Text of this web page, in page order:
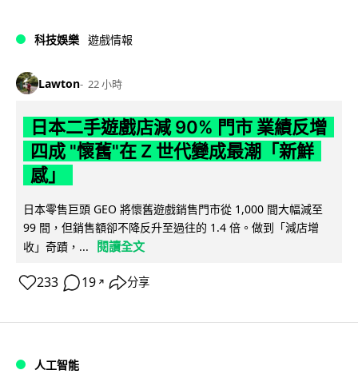
科技娛樂 遊戲情報
Lawton 22 小時
日本二手遊戲店減 90% 門市 業績反增
四成 "懷舊"在 Z 世代變成最潮「新鮮
感」
日本零售巨頭 GEO 將懷舊遊戲銷售門市從 1,000 間大幅減至
99 間，但銷售額卻不降反升至過往的 1.4 倍。做到「減店增
收」奇蹟，...
閱讀全文
233 19 ↗ 分享
人工智能